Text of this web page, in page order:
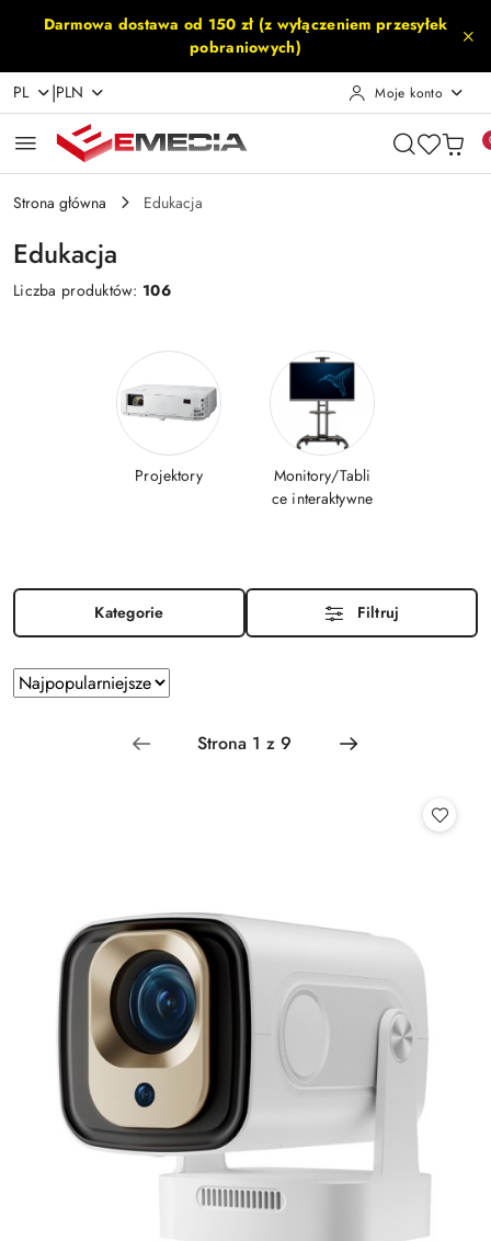
Przejdź do treści głównej
Przejdź do wyszukiwarki
Przejdź do moje konto
Przejdź do menu głównego
Przejdź do stopki
Darmowa dostawa od 150 zł (z wyłączeniem przesyłek
pobraniowych)
PL |PLN Moje konto
Strona główna Edukacja
Edukacja
Liczba produktów: 106
Projektory
Monitory/Tabli
ce interaktywne
Kategorie Filtruj
Zastosowano
sortowanie:
Najpopularniejsze.
Sortuj
według